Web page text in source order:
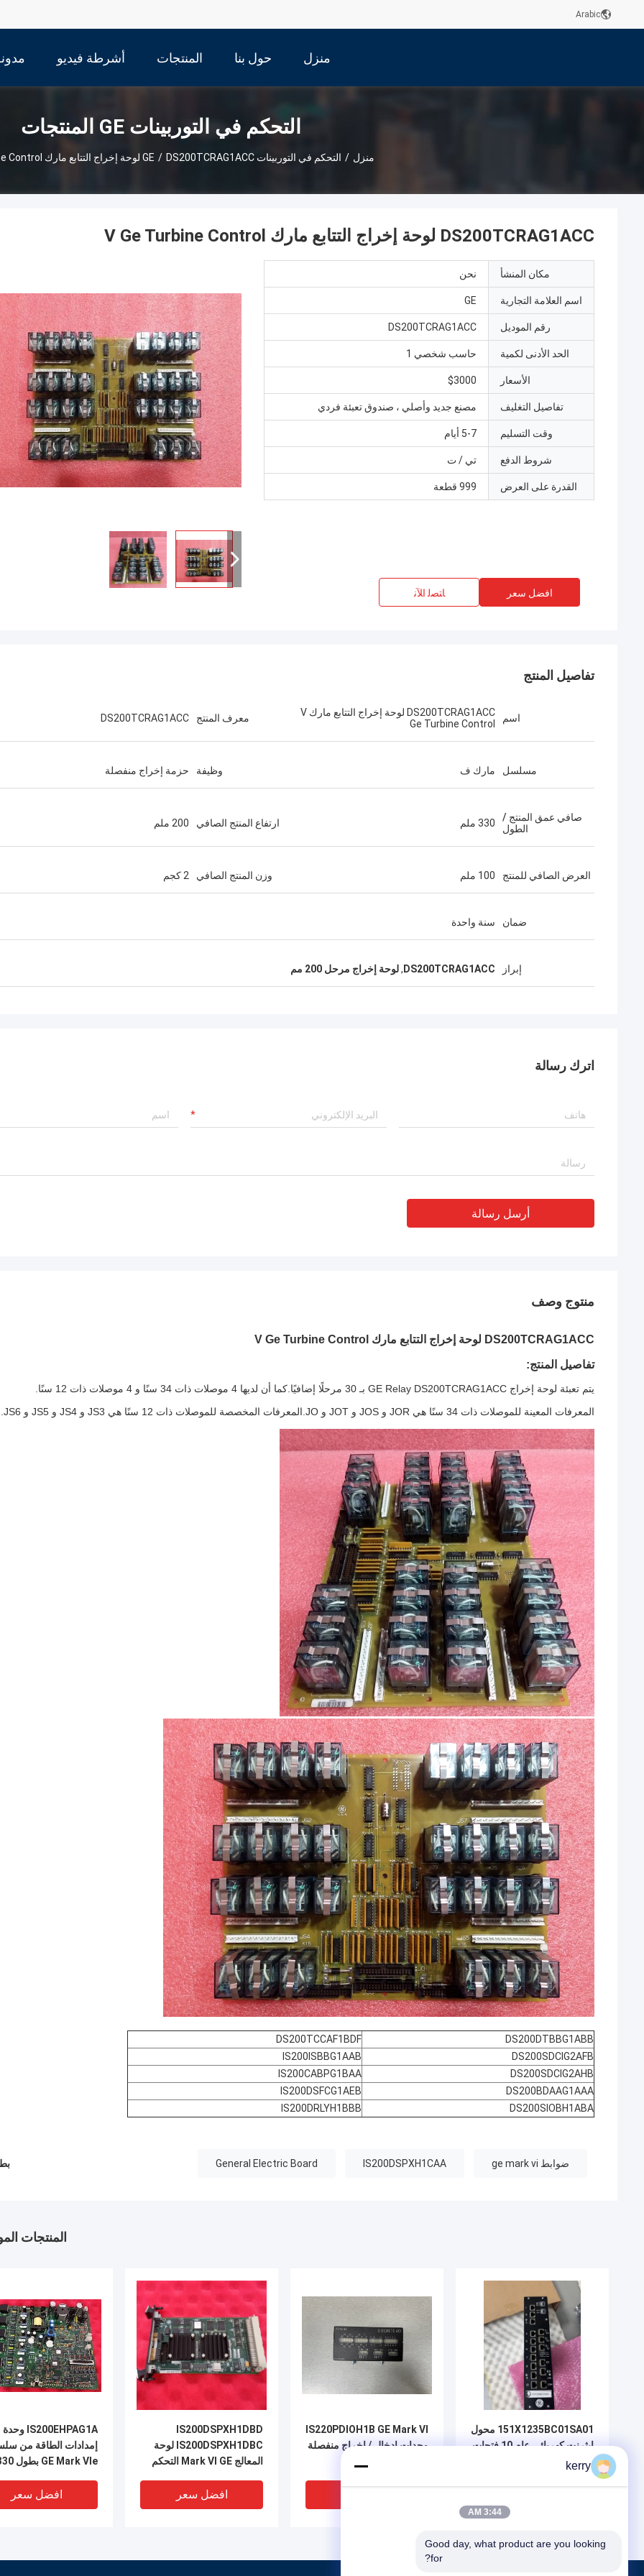
Arabic
منزل حول بنا المنتجات أشرطة فيديو
التحكم في التوربينات GE المنتجات
منزل / التحكم في التوربينات GE / DS200TCRAG1ACC لوحة إخراج التتابع مارك V Ge Turbine Control
DS200TCRAG1ACC لوحة إخراج التتابع مارك V Ge Turbine Control
مكان المنشأ نحن
اسم العلامة التجارية GE
رقم الموديل DS200TCRAG1ACC
الحد الأدنى لكمية حاسب شخصي 1
الأسعار $3000
تفاصيل التغليف مصنع جديد وأصلي ، صندوق تعبئة فردي
وقت التسليم 5-7 أيام
شروط الدفع تي / ت
القدرة على العرض 999 قطعة
افضل سعر ﺎﺘﺼﻟ ﺍﻶﻧ
تفاصيل المنتج
اسم
DS200TCRAG1ACC لوحة إخراج التتابع مارك V
Ge Turbine Control
معرف المنتج DS200TCRAG1ACC
مسلسل مارك ف وظيفة حزمة إخراج منفصلة
صافي عمق المنتج /
الطول
330 ملم ارتفاع المنتج الصافي 200 ملم
العرض الصافي للمنتج 100 ملم وزن المنتج الصافي 2 كجم
ضمان سنة واحدة
إبراز DS200TCRAG1ACC
,لوحة إخراج مرحل 200 مم
اترك رسالة
أرسل رسالة
منتوج وصف
DS200TCRAG1ACC لوحة إخراج التتابع مارك V Ge Turbine Control
تفاصيل المنتج:
يتم تعبئة لوحة إخراج GE Relay DS200TCRAG1ACC بـ 30 مرحلًا إضافيًا.كما أن لديها 4 موصلات ذات 34 سنًا و 4 موصلات ذات 12 سنًا.
المعرفات المعينة للموصلات ذات 34 سنًا هي JOR و JOS و JOT و JO.المعرفات المخصصة للموصلات ذات 12 سنًا هي JS3 و JS4 و JS5 و JS6.
DS200DTBBG1ABB
DS200TCCAF1BDF
DS200SDCIG2AFB
IS200ISBBG1AAB
DS200SDCIG2AHB
IS200CABPG1BAA
DS200BDAAG1AAA
IS200DSFCG1AEB
DS200SIOBH1ABA
IS200DRLYH1BBB
ضوابط ge mark vi IS200DSPXH1CAA
General Electric Board
المنتجات
IS200EHPAG1A وحدة
إمدادات الطاقة من
الطاقة الهيدروليكية
افضل سعر
IS200DSPXH1DBD
IS200DSPXH1DBC لوحة
المعالج Mark VI GE التحكم
افضل سعر
IS220PDIOH1B GE Mark VI
وحدات إدخال / إخراج منفصلة
151X1235BC01SA01 محول
إيثرنت كهربائي عام 10 فتحات
kerry
3:44 AM
Good day, what product are you looking
for?